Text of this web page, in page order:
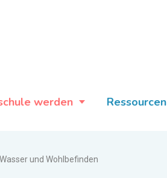
werden Ressourcen
Wasser und Wohlbefinden